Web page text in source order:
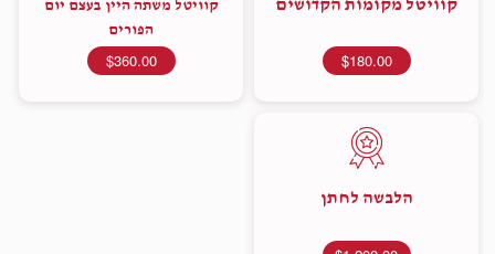
קוויטל מקומות הקדושים
$180.00
קוויטל משתה היין בעצם יום
הפורים
$360.00
הלבשה לחתן